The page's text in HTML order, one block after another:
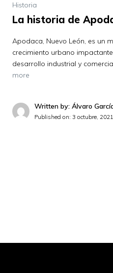
Historia
La historia de
Apodaca, Nuevo León, es un
crecimiento urbano
desarrollo industrial y
more
Written by: Álvaro
Published on: 3 octubre, 2021